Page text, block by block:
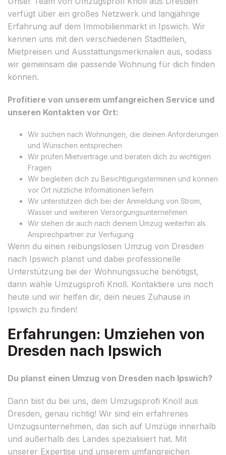
verfügt über ein großes Netzwerk und langjährige
Erfahrung auf dem Immobilienmarkt in Ipswich. Wir
kennen uns mit den verschiedenen Stadtteilen,
Mietpreisen und Ausstattungsmerkmalen aus, sodass
wir gemeinsam die passende Wohnung für dich finden
können.
Profitiere von unserem umfangreichen Service und
unseren Kontakten vor Ort:
Wir suchen nach Wohnungen, die deinen Anforderungen
und Wünschen entsprechen
Wir prüfen Mietverträge und beraten dich zu wichtigen
Fragen
Wir begleiten dich zu Besichtigungsterminen und können
vor Ort nützliche Informationen liefern
Wir unterstützen dich bei der Anmeldung von Strom,
Wasser und weiteren Versorgungsunternehmen
Wir stehen dir auch nach deinem Umzug weiterhin als
Ansprechpartner zur Verfügung
Wenn du einen reibungslosen Umzug von Dresden
nach Ipswich planst und dabei professionelle
Unterstützung bei der Wohnungssuche benötigst,
dann wähle Umzugsprofi Knoll. Kontaktiere uns noch
heute und wir helfen dir, dein neues Zuhause in
Ipswich zu finden!
Erfahrungen: Umziehen von
Dresden nach Ipswich
Du planst einen Umzug von Dresden nach Ipswich?
Dann bist du bei uns, dem Umzugsprofi Knoll aus
Dresden, genau richtig! Wir sind ein erfahrenes
Umzugsunternehmen, das sich auf Umzüge innerhalb
und außerhalb des Landes spezialisiert hat. Mit
unserer Expertise und unserem umfangreichen